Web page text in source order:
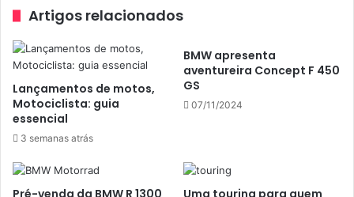
transmissão feitos de alumínio e vidro, componentes de
alumínio polido a mão e um moderno sistema de
arrefecimento a ar e óleo. De fato uma bela obra de arte.
O motor é uma releitura, ou melhor reinterpretação
moderna dos propulsores boxer da marca produzidos na
década de 60.
Sendo o coração do modelo, o motor foi deixado
Artigos relacionados
Lançamentos de motos,
Motociclista: guia
essencial
3 semanas atrás
BMW apresenta
aventureira Concept F 450
GS
07/11/2024